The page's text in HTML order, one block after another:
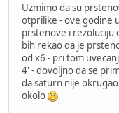
Uzmimo da su
otprilike - ove godine
prstenove i rezoluciju
bih rekao da je
od x6 - pri tom
4' - dovoljno da se
da saturn nije
okolo
.